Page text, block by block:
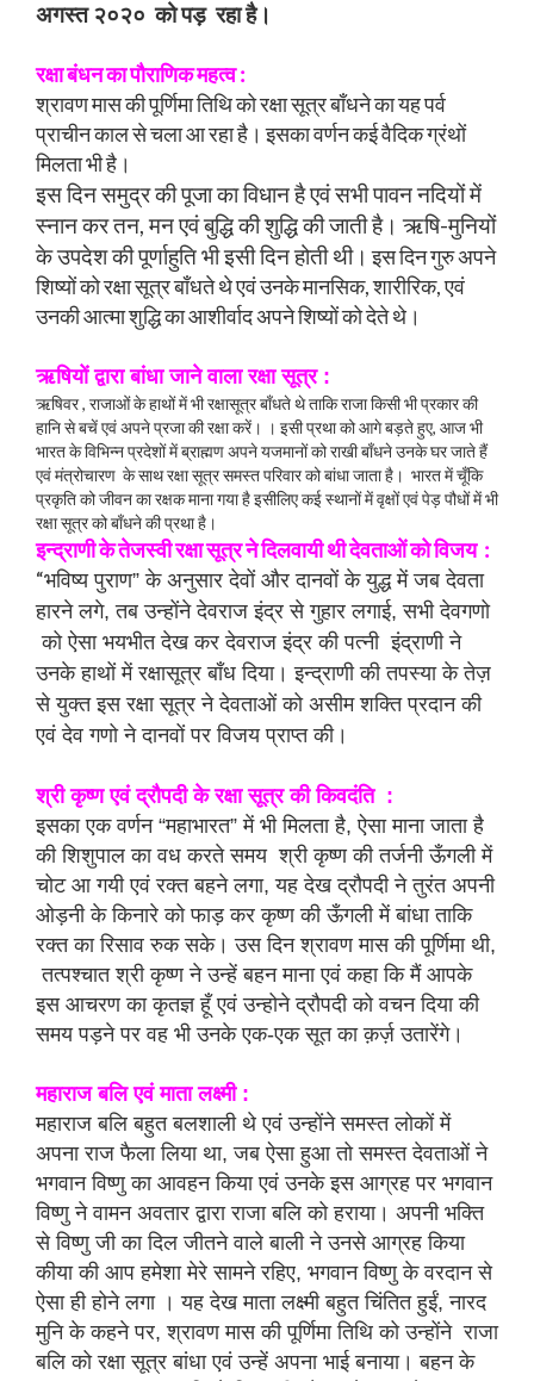
अगस्त २०२० को पड़ रहा है।
रक्षा बंधन का पौराणिक महत्व :
श्रावण मास की पूर्णिमा तिथि को रक्षा सूत्र बाँधने का यह पर्व
प्राचीन काल से चला आ रहा है। इसका वर्णन कई वैदिक ग्रंथों
मिलता भी है।
इस दिन समुद्र की पूजा का विधान है एवं सभी पावन नदियों में
स्नान कर तन, मन एवं बुद्धि की शुद्धि की जाती है। ऋषि-मुनियों
के उपदेश की पूर्णाहुति भी इसी दिन होती थी। इस दिन गुरु अपने
शिष्यों को रक्षा सूत्र बाँधते थे एवं उनके मानसिक, शारीरिक, एवं
उनकी आत्मा शुद्धि का आशीर्वाद अपने शिष्यों को देते थे।
ऋषियों द्वारा बांधा जाने वाला रक्षा सूत्र :
ऋषिवर , राजाओं के हाथों में भी रक्षासूत्र बाँधते थे ताकि राजा किसी भी प्रकार की
हानि से बचें एवं अपने प्रजा की रक्षा करें। । इसी प्रथा को आगे बड़ते हुए, आज भी
भारत के विभिन्न प्रदेशों में ब्राह्मण अपने यजमानों को राखी बाँधने उनके घर जाते हैं
एवं मंत्रोचारण के साथ रक्षा सूत्र समस्त परिवार को बांधा जाता है। भारत में चूँकि
प्रकृति को जीवन का रक्षक माना गया है इसीलिए कई स्थानों में वृक्षों एवं पेड़ पौधों में भी
रक्षा सूत्र को बाँधने की प्रथा है।
इन्द्राणी के तेजस्वी रक्षा सूत्र ने दिलवायी थी देवताओं को विजय :
“भविष्य पुराण” के अनुसार देवों और दानवों के युद्ध में जब देवता
हारने लगे, तब उन्होंने देवराज इंद्र से गुहार लगाई, सभी देवगणो
को ऐसा भयभीत देख कर देवराज इंद्र की पत्नी इंद्राणी ने
उनके हाथों में रक्षासूत्र बाँध दिया। इन्द्राणी की तपस्या के तेज़
से युक्त इस रक्षा सूत्र ने देवताओं को असीम शक्ति प्रदान की
एवं देव गणो ने दानवों पर विजय प्राप्त की।
श्री कृष्ण एवं द्रौपदी के रक्षा सूत्र की किवदंति :
इसका एक वर्णन “महाभारत” में भी मिलता है, ऐसा माना जाता है
की शिशुपाल का वध करते समय श्री कृष्ण की तर्जनी ऊँगली में
चोट आ गयी एवं रक्त बहने लगा, यह देख द्रौपदी ने तुरंत अपनी
ओड़नी के किनारे को फाड़ कर कृष्ण की ऊँगली में बांधा ताकि
रक्त का रिसाव रुक सके। उस दिन श्रावण मास की पूर्णिमा थी,
तत्पश्चात श्री कृष्ण ने उन्हें बहन माना एवं कहा कि मैं आपके
इस आचरण का कृतज्ञ हूँ एवं उन्होने द्रौपदी को वचन दिया की
समय पड़ने पर वह भी उनके एक-एक सूत का क़र्ज़ उतारेंगे।
महाराज बलि एवं माता लक्ष्मी :
महाराज बलि बहुत बलशाली थे एवं उन्होंने समस्त लोकों में
अपना राज फैला लिया था, जब ऐसा हुआ तो समस्त देवताओं ने
भगवान विष्णु का आवहन किया एवं उनके इस आग्रह पर भगवान
विष्णु ने वामन अवतार द्वारा राजा बलि को हराया। अपनी भक्ति
से विष्णु जी का दिल जीतने वाले बाली ने उनसे आग्रह किया
कीया की आप हमेशा मेरे सामने रहिए, भगवान विष्णु के वरदान से
ऐसा ही होने लगा । यह देख माता लक्ष्मी बहुत चिंतित हुईं, नारद
मुनि के कहने पर, श्रावण मास की पूर्णिमा तिथि को उन्होंने राजा
बलि को रक्षा सूत्र बांधा एवं उन्हें अपना भाई बनाया। बहन के